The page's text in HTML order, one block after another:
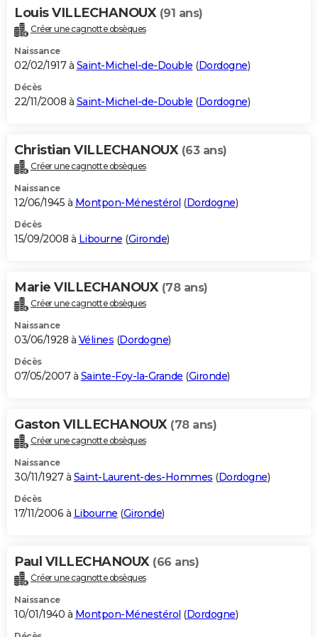
Louis VILLECHANOUX (91 ans)
Créer une cagnotte obsèques
Naissance
02/02/1917 à Saint-Michel-de-Double (Dordogne)
Décès
22/11/2008 à Saint-Michel-de-Double (Dordogne)
Christian VILLECHANOUX (63 ans)
Créer une cagnotte obsèques
Naissance
12/06/1945 à Montpon-Ménestérol (Dordogne)
Décès
15/09/2008 à Libourne (Gironde)
Marie VILLECHANOUX (78 ans)
Créer une cagnotte obsèques
Naissance
03/06/1928 à Vélines (Dordogne)
Décès
07/05/2007 à Sainte-Foy-la-Grande (Gironde)
Gaston VILLECHANOUX (78 ans)
Créer une cagnotte obsèques
Naissance
30/11/1927 à Saint-Laurent-des-Hommes (Dordogne)
Décès
17/11/2006 à Libourne (Gironde)
Paul VILLECHANOUX (66 ans)
Créer une cagnotte obsèques
Naissance
10/01/1940 à Montpon-Ménestérol (Dordogne)